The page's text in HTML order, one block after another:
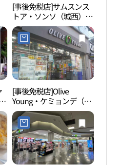
[事後免税店]サムスンス
トア・ソンソ（城西）
(삼성스토어 성서)
[事後免税店]Olive
Young・ケミョンデ（啓
明大）店(올리브영 계명
대점)